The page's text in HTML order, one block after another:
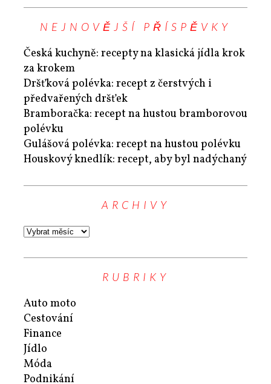
NEJNOVĚJŠÍ PŘÍSPĚVKY
Česká kuchyně: recepty na klasická jídla krok
za krokem
Dršťková polévka: recept z čerstvých i
předvařených dršťek
Bramboračka: recept na hustou bramborovou
polévku
Gulášová polévka: recept na hustou polévku
Houskový knedlík: recept, aby byl nadýchaný
ARCHIVY
RUBRIKY
Auto moto
Cestování
Finance
Jídlo
Móda
Podnikání